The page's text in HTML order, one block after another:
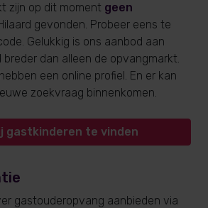
zijn op dit moment geen
gevonden. Probeer eens te
Gelukkig is ons aanbod aan
breder dan alleen de opvangmarkt.
een online profiel. En er kan
zoekvraag binnenkomen.
gastkinderen te vinden
gastouderopvang aanbieden via